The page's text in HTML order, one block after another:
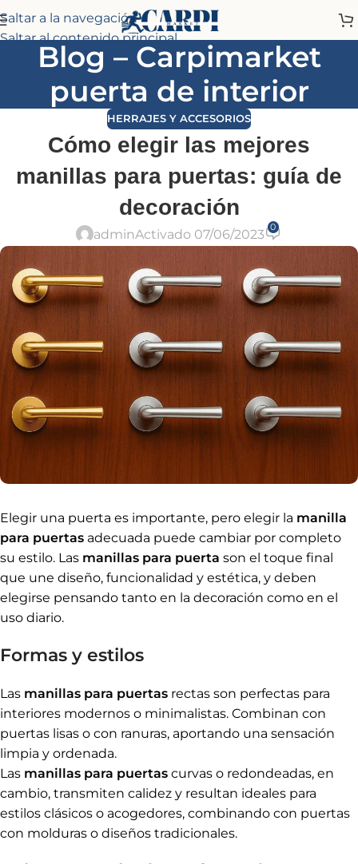
Saltar a la navegación
Saltar al contenido principal
Blog – Carpimarket
puerta de interior
HERRAJES Y ACCESORIOS
Cómo elegir las mejores
manillas para puertas: guía de
decoración
adminActivado 07/06/2023 0
Elegir una puerta es importante, pero elegir la manilla
para puertas adecuada puede cambiar por completo
su estilo. Las manillas para puerta son el toque final
que une diseño, funcionalidad y estética, y deben
elegirse pensando tanto en la decoración como en el
uso diario.
Formas y estilos
Las manillas para puertas rectas son perfectas para
interiores modernos o minimalistas. Combinan con
puertas lisas o con ranuras, aportando una sensación
limpia y ordenada.
Las manillas para puertas curvas o redondeadas, en
cambio, transmiten calidez y resultan ideales para
estilos clásicos o acogedores, combinando con puertas
con molduras o diseños tradicionales.